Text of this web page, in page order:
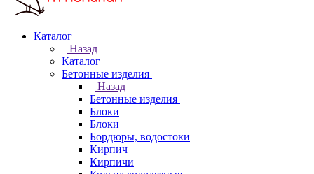
Каталог
Назад
Каталог
Бетонные изделия
Назад
Бетонные изделия
Блоки
Блоки
Бордюры, водостоки
Кирпич
Кирпичи